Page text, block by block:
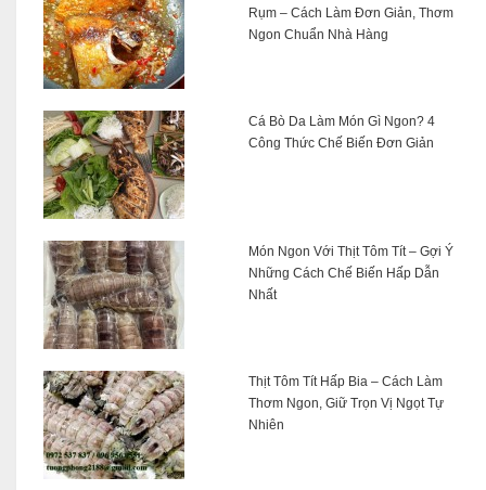
Rụm – Cách Làm Đơn Giản, Thơm
Ngon Chuẩn Nhà Hàng
Cá Bò Da Làm Món Gì Ngon? 4
Công Thức Chế Biến Đơn Giản
Món Ngon Với Thịt Tôm Tít – Gợi Ý
Những Cách Chế Biến Hấp Dẫn
Nhất
Thịt Tôm Tít Hấp Bia – Cách Làm
Thơm Ngon, Giữ Trọn Vị Ngọt Tự
Nhiên